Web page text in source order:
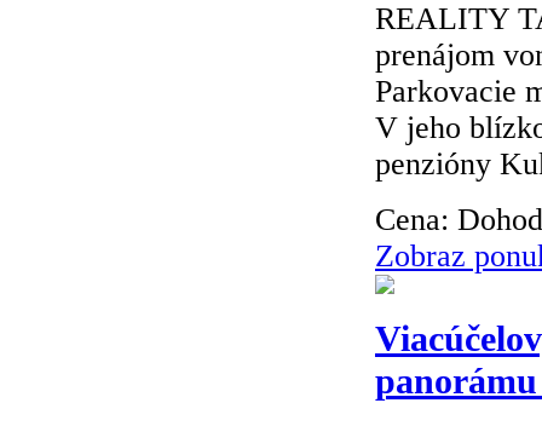
REALITY
prenájom
Parkovacie
V jeho
penzióny
Cena:
Zobraz